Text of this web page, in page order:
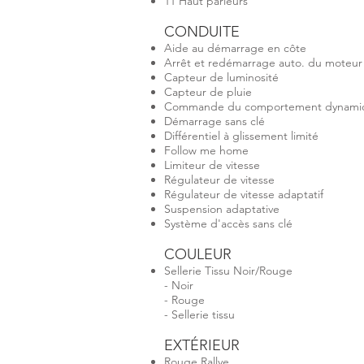
CONDUITE
Aide au démarrage en côte
Arrêt et redémarrage auto. du moteur
Capteur de luminosité
Capteur de pluie
Commande du comportement
Démarrage sans clé
Différentiel à glissement limité
Follow me home
Limiteur de vitesse
Régulateur de vitesse
Régulateur de vitesse adaptatif
Suspension adaptative
Système d'accès sans clé
COULEUR
Sellerie Tissu Noir/Rouge
- Noir
- Rouge
- Sellerie tissu
EXTÉRIEUR